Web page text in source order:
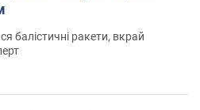
балістичні ракети, вкрай